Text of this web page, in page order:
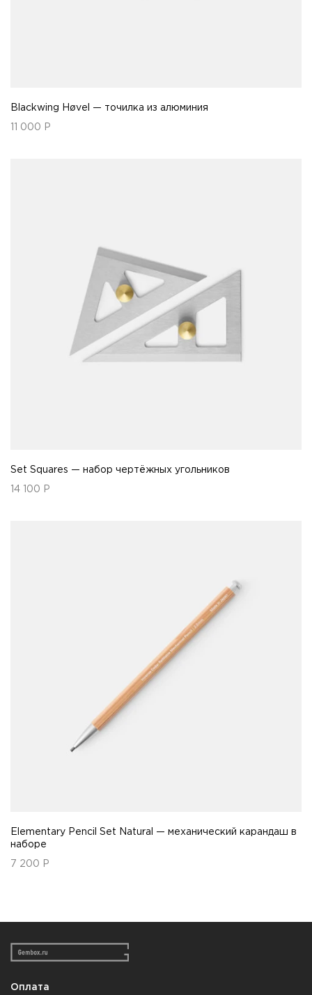
Blackwing Høvel — точилка из алюминия
11 000 Р
Set Squares — набор чертёжных угольников
14 100 Р
Elementary Pencil Set Natural — механический карандаш в
наборе
7 200 Р
Оплата